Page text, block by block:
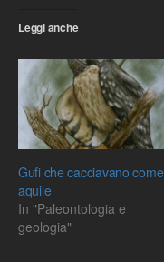
Leggi anche
Gufi che cacciavano come
aquile
In "Paleontologia e
geologia"